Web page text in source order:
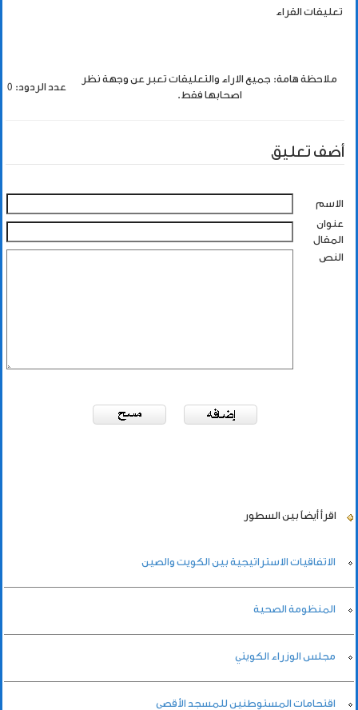
تعليقات القراء
ملاحظة هامة: جميع الاراء والتعليقات تعبر عن وجهة نظر
اصحابها فقط.
عدد الردود: 0
أضف تعليق
الاسم
عنوان
المقال
النص
اقرأ أيضاً بين السطور
الاتفاقيات الاستراتيجية بين الكويت والصين
المنظومة الصحية
مجلس الوزراء الكويتي
اقتحامات المستوطنين للمسجد الأقصى